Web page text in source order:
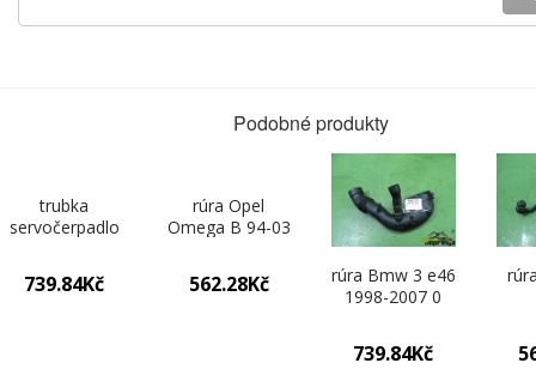
Podobné produkty
trubka
servočerpadlo
739.84Kč
rúra Opel
Omega B 94-03
562.28Kč
rúra Bmw 3 e46
1998-2007 0
739.84Kč